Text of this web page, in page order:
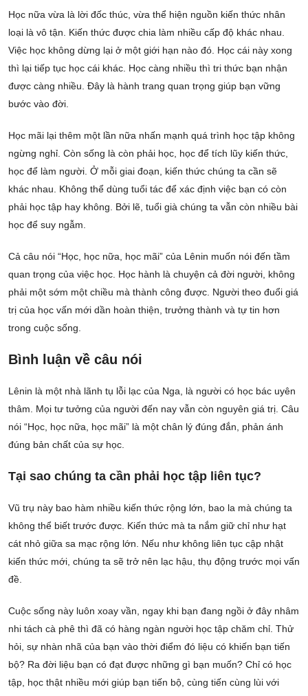
Học nữa vừa là lời đốc thúc, vừa thể hiện nguồn kiến thức nhân
loại là vô tận. Kiến thức được chia làm nhiều cấp độ khác nhau.
Việc học không dừng lại ở một giới hạn nào đó. Học cái này xong
thì lại tiếp tục học cái khác. Học càng nhiều thì tri thức bạn nhận
được càng nhiều. Đây là hành trang quan trọng giúp bạn vững
bước vào đời.
Học mãi lại thêm một lần nữa nhấn mạnh quá trình học tập không
ngừng nghỉ. Còn sống là còn phải học, học để tích lũy kiến thức,
học để làm người. Ở mỗi giai đoạn, kiến thức chúng ta cần sẽ
khác nhau. Không thể dùng tuổi tác để xác định việc bạn có còn
phải học tập hay không. Bởi lẽ, tuổi già chúng ta vẫn còn nhiều bài
học để suy ngẫm.
Cả câu nói “Học, học nữa, học mãi” của Lênin muốn nói đến tầm
quan trọng của việc học. Học hành là chuyện cả đời người, không
phải một sớm một chiều mà thành công được. Người theo đuổi giá
trị của học vấn mới dần hoàn thiện, trưởng thành và tự tin hơn
trong cuộc sống.
Bình luận về câu nói
Lênin là một nhà lãnh tụ lỗi lạc của Nga, là người có học bác uyên
thâm. Mọi tư tưởng của người đến nay vẫn còn nguyên giá trị. Câu
nói “Học, học nữa, học mãi” là một chân lý đúng đắn, phản ánh
đúng bản chất của sự học.
Tại sao chúng ta cần phải học tập liên tục?
Vũ trụ này bao hàm nhiều kiến thức rộng lớn, bao la mà chúng ta
không thể biết trước được. Kiến thức mà ta nắm giữ chỉ như hạt
cát nhỏ giữa sa mạc rộng lớn. Nếu như không liên tục cập nhật
kiến thức mới, chúng ta sẽ trở nên lạc hậu, thụ động trước mọi vấn
đề.
Cuộc sống này luôn xoay vần, ngay khi bạn đang ngồi ở đây nhâm
nhi tách cà phê thì đã có hàng ngàn người học tập chăm chỉ. Thử
hỏi, sự nhàn nhã của bạn vào thời điểm đó liệu có khiến bạn tiến
bộ? Ra đời liệu bạn có đạt được những gì bạn muốn? Chỉ có học
tập, học thật nhiều mới giúp bạn tiến bộ, cùng tiến cùng lùi với